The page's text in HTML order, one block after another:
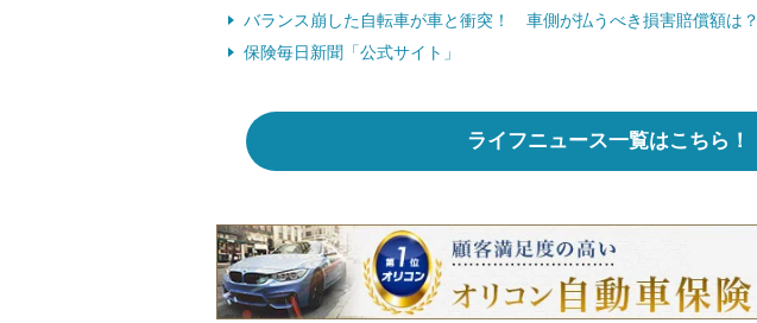
バランス崩した自転車が車と衝突！ 車側が払うべき損害賠償額は？
保険毎日新聞「公式サイト」
ライフニュース一覧はこちら！